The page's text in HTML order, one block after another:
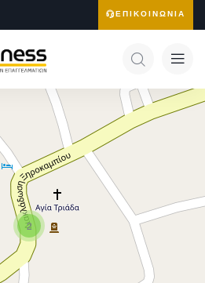
ΕΠΙΚΟΙΝΩΝΙΑ
2